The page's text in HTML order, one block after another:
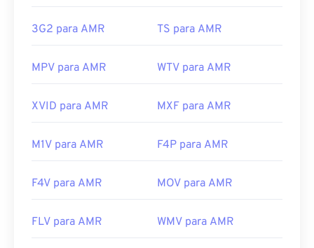
https://www.3gpp.org/
Rate_audio_codec
3G2 para AMR TS para AMR
MPV para AMR WTV para AMR
XVID para AMR MXF para AMR
M1V para AMR F4P para AMR
F4V para AMR MOV para AMR
FLV para AMR WMV para AMR